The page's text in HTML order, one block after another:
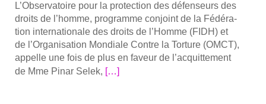
L’Ob­ser­va­toire pour la pro­tec­tion des défen­seurs des
droits de l’homme, pro­gramme conjoint de la Fédé­ra­
tion inter­na­tio­nale des droits de l’Homme (FIDH) et
de l’Or­ga­ni­sa­tion Mon­diale Contre la Tor­ture (OMCT),
appelle une fois de plus en faveur de l’ac­quit­te­ment
de Mme Pinar Selek, En
[…]